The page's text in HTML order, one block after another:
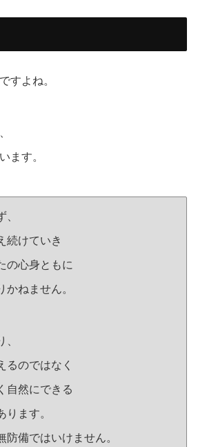
すよね。
ます。
続けていき
の心身ともに
かねません。
るのではなく
自然にできる
ります。
防備ではいけません。